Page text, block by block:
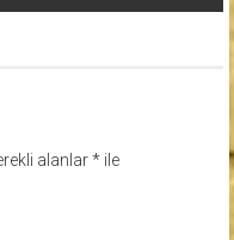
alanlar*ile